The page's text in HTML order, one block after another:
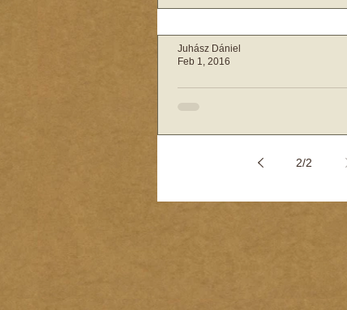
személyiségzavar = BNO:
A aszélhámosokat az...
Ezért szenvedünk
érdeklődést kiváltó előadása
Juhász Dániel
Feb 1, 2016
2/2